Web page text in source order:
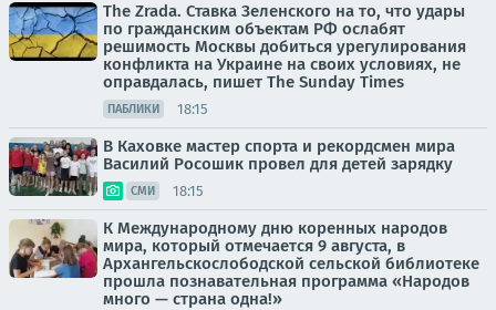
The Zrada. Ставка Зеленского на то, что удары
по гражданским объектам РФ ослабят
решимость Москвы добиться урегулирования
конфликта на Украине на своих условиях, не
оправдалась, пишет The Sunday Times
ПАБЛИКИ 18:15
В Каховке мастер спорта и рекордсмен мира
Василий Росошик провел для детей зарядку
СМИ 18:15
К Международному дню коренных народов
мира, который отмечается 9 августа, в
Архангельскослободской сельской библиотеке
прошла познавательная программа «Народов
много — страна одна!»